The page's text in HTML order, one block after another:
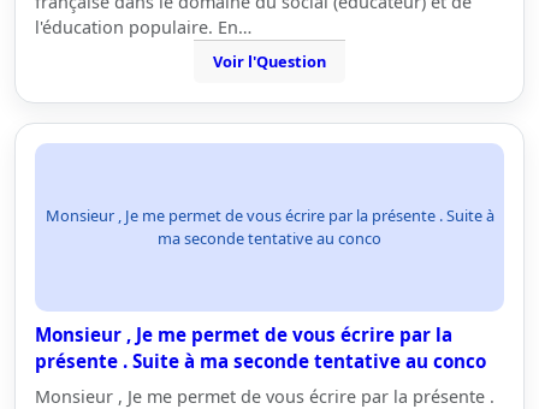
l'éducation populaire. En…
Voir l'Question
Monsieur , Je me permet de vous écrire par la présente . Suite à
ma seconde tentative au conco
Monsieur , Je me permet de vous écrire par la
présente . Suite à ma seconde tentative au conco
Monsieur , Je me permet de vous écrire par la présente .